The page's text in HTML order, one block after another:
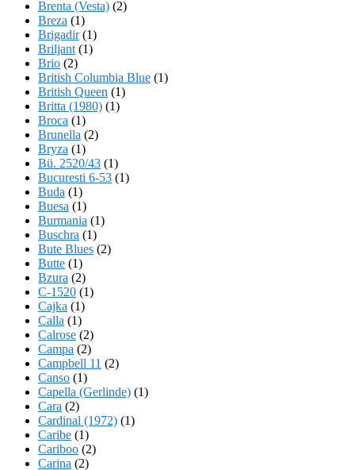
Brenta (Vesta) (2)
Breza (1)
Brigadir(1)
Briljant (1)
Brio (2)
British Columbia Blue (1)
British Queen (1)
Britta (1980) (1)
Broca (1)
Brunella (2)
Bryza (1)
Bü. 2520/43 (1)
Bucuresti 6-53 (1)
Buda (1)
Buesa (1)
Burmania (1)
Buschra (1)
Bute Blues (2)
Butte (1)
Bzura (2)
C-1520 (1)
Cajka (1)
Calla (1)
Calrose (2)
Campa (2)
Campbell 11 (2)
Canso (1)
Capella (Gerlinde) (1)
Cara (2)
Cardinal (1972) (1)
Caribe (1)
Cariboo (2)
Carina (2)